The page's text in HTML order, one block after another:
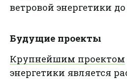
ветровой энергетики до
Будущие проекты
Крупнейшим проектом
энергетики является